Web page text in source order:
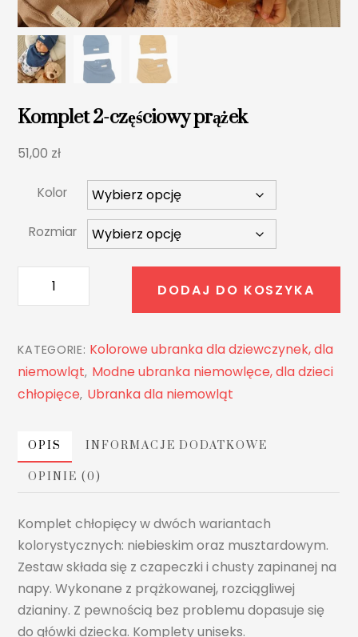
Komplet 2-częściowy prążek
51,00 zł
Kolor
Rozmiar
prążek
DODAJ DO KOSZYKA
KATEGORIE: Kolorowe ubranka dla dziewczynek, dla
niemowląt, Modne ubranka niemowlęce, dla dzieci
chłopięce, Ubranka dla niemowląt
OPIS INFORMACJE DODATKOWE
OPINIE (0)
Komplet chłopięcy w dwóch wariantach
kolorystycznych: niebieskim oraz musztardowym.
Zestaw składa się z czapeczki i chusty zapinanej na
napy. Wykonane z prążkowanej, rozciągliwej
dzianiny. Z pewnością bez problemu dopasuje się
do główki dziecka. Komplety uniseks.